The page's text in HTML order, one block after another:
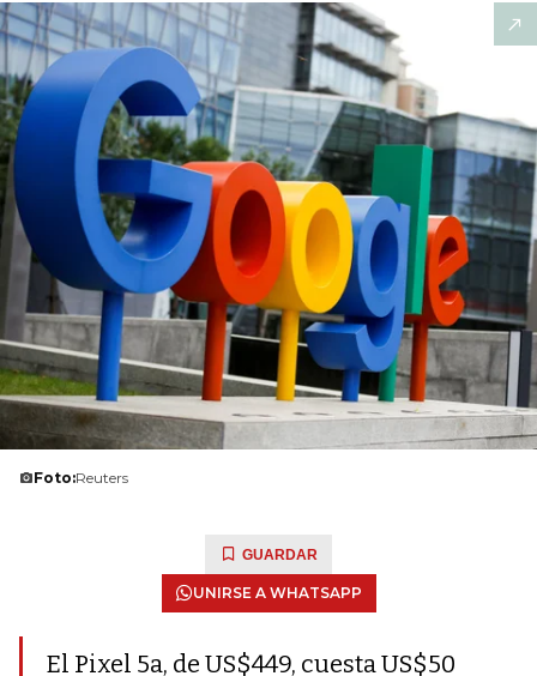
Foto:Reuters
GUARDAR
UNIRSE A WHATSAPP
El Pixel 5a, de US$449, cuesta US$50